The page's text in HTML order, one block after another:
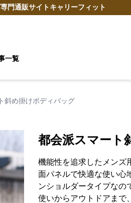
専門通販サイトキャリーフィット
一覧
斜め掛けボディバッグ
都会派スマート
機能性を追求したメンズ
面パネルで快適な使い心
ンショルダータイプなの
使いからアウトドアまで